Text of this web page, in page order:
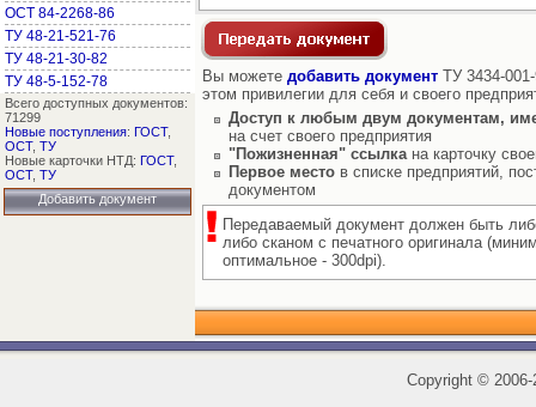
ОСТ 84-2268-86
ТУ 48-21-521-76
ТУ 48-21-30-82
ТУ 48-5-152-78
Всего доступных документов:
71299
Новые поступления: ГОСТ,
ОСТ, ТУ
Новые карточки НТД: ГОСТ,
ОСТ, ТУ
Добавить документ
Вы можете добавить документ ТУ 3434-
этом привилегии для себя и своего
Доступ к любым двум документам,
на счет своего предприятия
"Пожизненная" ссылкана карточку
Первое место в списке предприятий,
документом
Передаваемый документ должен быть
либо сканом с печатного оригинала
оптимальное - 300dpi).
Copyright ©